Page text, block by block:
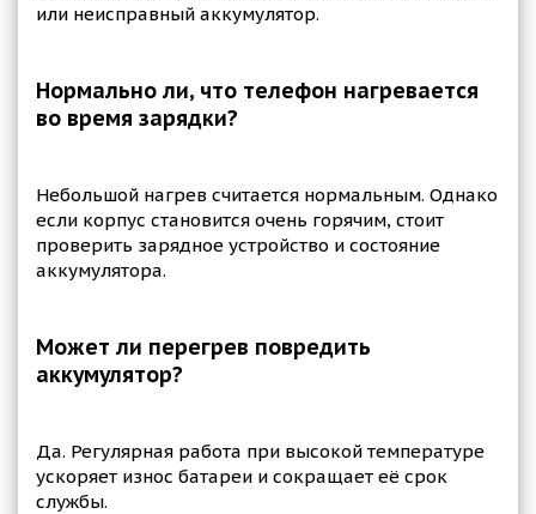
или неисправный аккумулятор.
Нормально ли, что телефон нагревается
во время зарядки?
Небольшой нагрев считается нормальным. Однако
если корпус становится очень горячим, стоит
проверить зарядное устройство и состояние
аккумулятора.
Может ли перегрев повредить
аккумулятор?
Да. Регулярная работа при высокой температуре
ускоряет износ батареи и сокращает её срок
службы.